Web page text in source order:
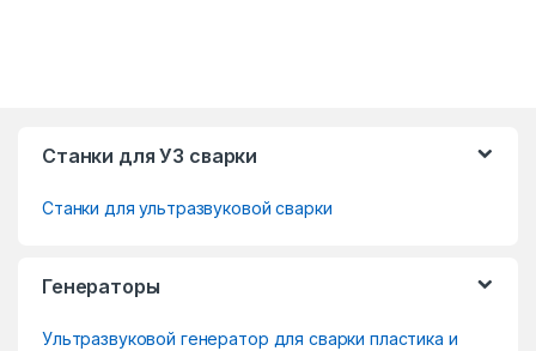
Станки для УЗ сварки
Станки для ультразвуковой сварки
Генераторы
Ультразвуковой генератор для сварки пластика и